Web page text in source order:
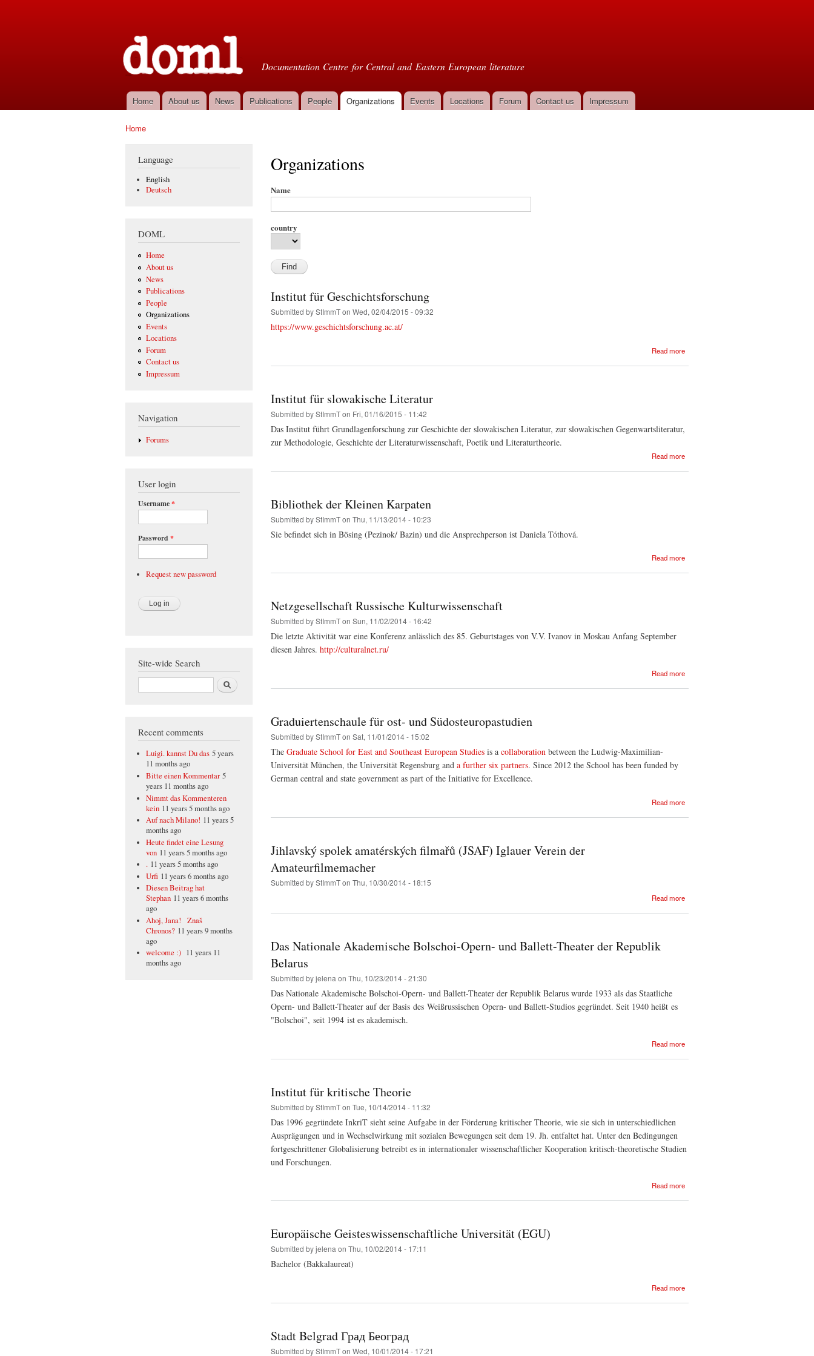
Documentation Centre for Central and Eastern European literature
Main menu
Home About us News Publications People Organizations Events Locations Forum Contact us Impressum
Home
Language
English
Deutsch
DOML
Home
About us
News
Publications
People
Organizations
Events
Locations
Forum
Contact us
Impressum
Navigation
Forums
User login
Username*
Password *
Request new password
Site-wide Search
Search
Recent comments
Luigi. kannst Du das 5 years
11 months ago
Bitte einen Kommentar 5
years 11 months ago
Nimmt das Kommenteren
kein 11 years 5 months ago
Auf nach Milano! 11 years 5
months ago
Heute findet eine Lesung
von 11 years 5 months ago
. 11 years 5 months ago
Urfi 11 years 6 months ago
Diesen Beitrag hat
Stephan 11 years 6 months
ago
Ahoj, Jana! Znaš
Chronos? 11 years 9 months
ago
welcome :) 11 years 11
months ago
Organizations
Name
country
Institut für Geschichtsforschung
Submitted byStImmTon Wed, 02/04/2015 - 09:32
https://www.geschichtsforschung.ac.at/
Read more
Institut für slowakische Literatur
Submitted byStImmTon Fri, 01/16/2015 - 11:42
Das Institut führt Grundlagenforschung zur Geschichte der slowakischen Literatur, zur slowakischen Gegenwartsliteratur,
zur Methodologie, Geschichte der Literaturwissenschaft, Poetik und Literaturtheorie.
Read more
slowakische
Bibliothek der Kleinen Karpaten
Submitted byStImmTon Thu, 11/13/2014 - 10:23
Sie befindet sich in Bösing (Pezinok/ Bazin) und die Ansprechperson ist Daniela Tóthová.
Read more
Netzgesellschaft Russische Kulturwissenschaft
Submitted byStImmTon Sun, 11/02/2014 - 16:42
Die letzte Aktivität war eine Konferenz anlässlich des 85. Geburtstages von V.V. Ivanov in Moskau Anfang September
diesen Jahres. http://culturalnet.ru/
Read more
Graduiertenschaule für ost- und Südosteuropastudien
Submitted byStImmTon Sat, 11/01/2014 - 15:02
The Graduate School for East and Southeast European Studies is a collaboration between the Ludwig-Maximilian-
Universität München, the Universität Regensburg and a further six partners. Since 2012 the School has been funded by
German central and state government as part of the Initiative for Excellence.
Read more
Jihlavský spolek amatérských filmařů (JSAF) Iglauer Verein der
Amateurfilmemacher
Submitted byStImmTon Thu, 10/30/2014 - 18:15
Read more
Das Nationale Akademische Bolschoi-Opern- und Ballett-Theater der Republik
Belarus
Submitted byjelena on Thu, 10/23/2014 - 21:30
Das Nationale Akademische Bolschoi-Opern- und Ballett-Theater der Republik Belarus wurde 1933 als das Staatliche
Opern- und Ballett-Theater auf der Basis des Weißrussischen Opern- und Ballett-Studios gegründet. Seit 1940 heißt es
"Bolschoi", seit 1994 ist es akademisch.
Read more
Akademische
Institut für kritische Theorie
Submitted byStImmTon Tue, 10/14/2014 - 11:32
Das 1996 gegründete InkriT sieht seine Aufgabe in der Förderung kritischer Theorie, wie sie sich in unterschiedlichen
Ausprägungen und in Wechselwirkung mit sozialen Bewegungen seit dem 19. Jh. entfaltet hat. Unter den Bedingungen
fortgeschrittener Globalisierung betreibt es in internationaler wissenschaftlicher Kooperation kritisch-theoretische Studien
und Forschungen.
Read more
Europäische Geisteswissenschaftliche Universität (EGU)
Submitted byjelenaon Thu, 10/02/2014 - 17:11
Bachelor (Bakkalaureat)
Read more
Stadt Belgrad Град Београд
Submitted byStImmTon Wed, 10/01/2014 - 17:21